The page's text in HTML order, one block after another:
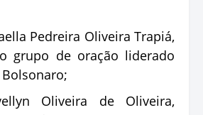
Pedreira Oliveira Trapiá,
grupo de oração liderado
Oliveira de Oliveira,